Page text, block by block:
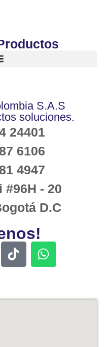
S.A.S
soluciones.
24401
6106
4947
#96H - 20
D.C